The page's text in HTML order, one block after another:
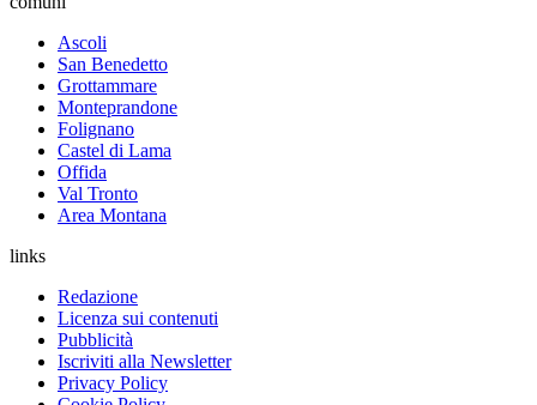
Ascoli
San Benedetto
Grottammare
Monteprandone
Folignano
Castel di Lama
Offida
Val Tronto
Area Montana
links
Redazione
Licenza sui contenuti
Pubblicità
Iscriviti alla Newsletter
Privacy Policy